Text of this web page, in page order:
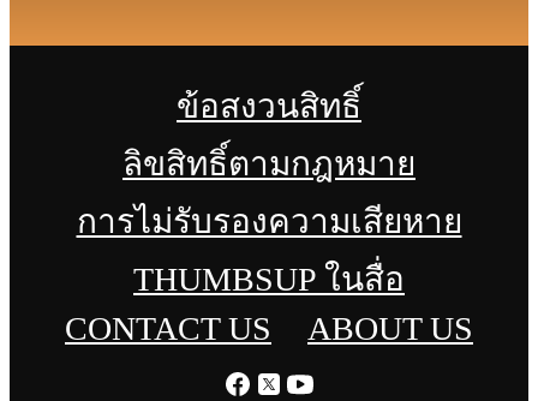
ข้อสงวนสิทธิ์
ลิขสิทธิ์ตามกฎหมาย
การไม่รับรองความเสียหาย
THUMBSUP ในสื่อ
CONTACT US
ABOUT US